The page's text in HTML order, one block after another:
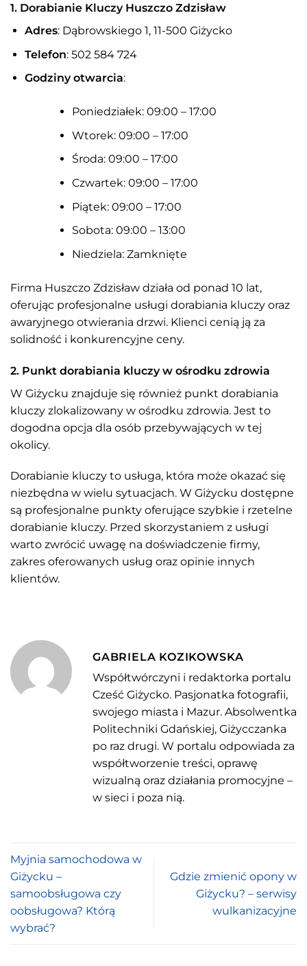
1. Dorabianie Kluczy Huszczo Zdzisław
Adres: Dąbrowskiego 1, 11-500 Giżycko
Telefon: 502 584 724
Godziny otwarcia:
Poniedziałek: 09:00 – 17:00
Wtorek: 09:00 – 17:00
Środa: 09:00 – 17:00
Czwartek: 09:00 – 17:00
Piątek: 09:00 – 17:00
Sobota: 09:00 – 13:00
Niedziela: Zamknięte
Firma Huszczo Zdzisław działa od ponad 10 lat,
oferując profesjonalne usługi dorabiania kluczy oraz
awaryjnego otwierania drzwi. Klienci cenią ją za
solidność i konkurencyjne ceny.
2. Punkt dorabiania kluczy w ośrodku zdrowia
W Giżycku znajduje się również punkt dorabiania
kluczy zlokalizowany w ośrodku zdrowia. Jest to
dogodna opcja dla osób przebywających w tej
okolicy.
Dorabianie kluczy to usługa, która może okazać się
niezbędna w wielu sytuacjach. W Giżycku dostępne
są profesjonalne punkty oferujące szybkie i rzetelne
dorabianie kluczy. Przed skorzystaniem z usługi
warto zwrócić uwagę na doświadczenie firmy,
zakres oferowanych usług oraz opinie innych
klientów.
GABRIELA KOZIKOWSKA
Współtwórczyni i redaktorka portalu
Cześć Giżycko. Pasjonatka fotografii,
swojego miasta i Mazur. Absolwentka
Politechniki Gdańskiej, Giżycczanka
po raz drugi. W portalu odpowiada za
współtworzenie treści, oprawę
wizualną oraz działania promocyjne –
w sieci i poza nią.
Myjnia samochodowa w
Giżycku –
samoobsługowa czy
oobsługowa? Którą
wybrać?
Gdzie zmienić opony w
Giżycku? – serwisy
wulkanizacyjne